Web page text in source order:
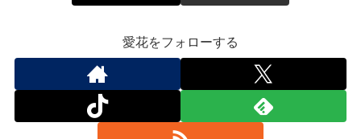
愛花をフォローする